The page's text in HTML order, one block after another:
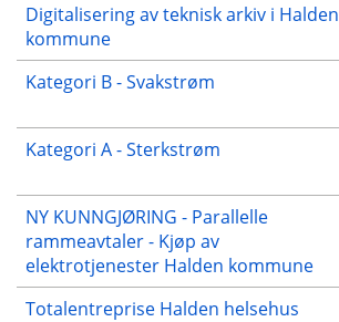
Digitalisering av teknisk arkiv i Halden
kommune
Kategori B - Svakstrøm
Kategori A - Sterkstrøm
NY KUNNGJØRING - Parallelle
rammeavtaler - Kjøp av
elektrotjenester Halden kommune
Totalentreprise Halden helsehus